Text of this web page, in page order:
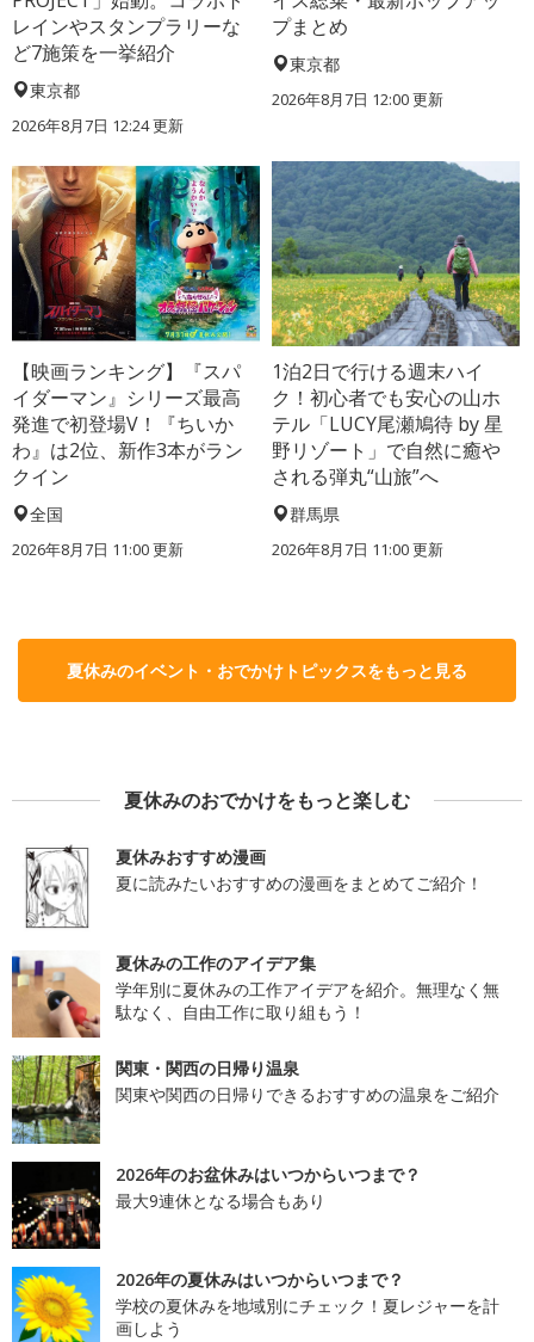
レインやスタンプラリーな
ど7施策を一挙紹介
東京都
2026年8月7日 12:24更新
プまとめ
東京都
2026年8月7日 12:00更新
【映画ランキング】『スパ
イダーマン』シリーズ最高
発進で初登場V！『ちいか
わ』は2位、新作3本がラン
クイン
全国
2026年8月7日 11:00更新
1泊2日で行ける週末ハイ
ク！初心者でも安心の山ホ
テル「LUCY尾瀬鳩待 by 星
野リゾート」で自然に癒や
される弾丸“山旅”へ
群馬県
2026年8月7日 11:00更新
夏休みのイベント・おでかけトピックスをもっと見る
夏休みのおでかけをもっと楽しむ
夏休みおすすめ漫画
夏に読みたいおすすめの漫画をまとめてご紹介！
夏休みの工作のアイデア集
学年別に夏休みの工作アイデアを紹介。無理なく無
駄なく、自由工作に取り組もう！
関東・関西の日帰り温泉
関東や関西の日帰りできるおすすめの温泉をご紹介
2026年のお盆休みはいつからいつまで？
最大9連休となる場合もあり
2026年の夏休みはいつからいつまで？
学校の夏休みを地域別にチェック！夏レジャーを計
画しよう